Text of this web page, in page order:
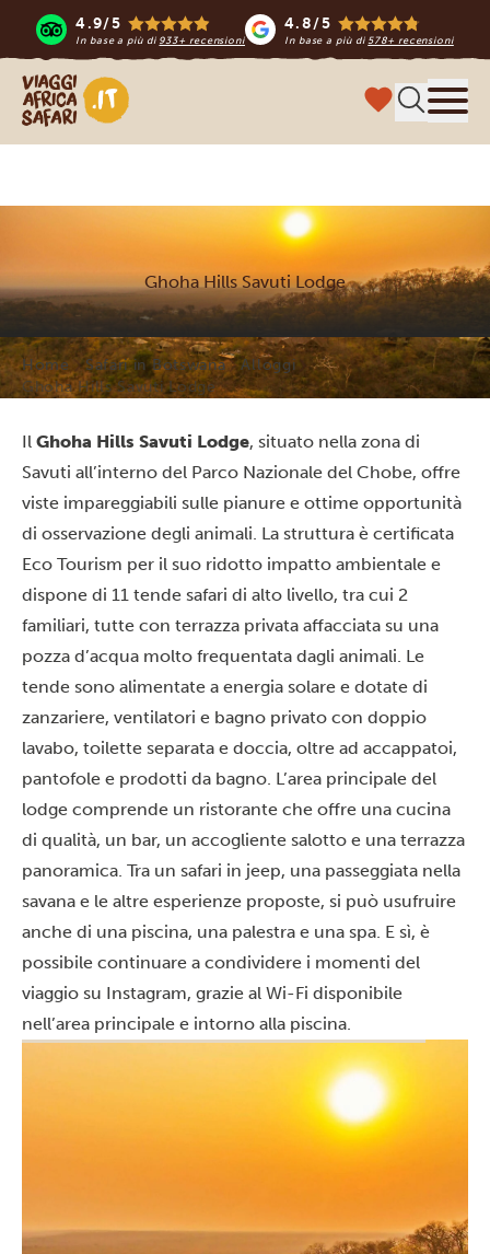
4.9/5
In base a più di 933+ recensioni
4.8/5
In base a più di578+ recensioni
Viaggi Africa Safari
Ghoha Hills Savuti Lodge
Home Safari in Botswana
Alloggi
Ghoha Hills Savuti Lodge
Il Ghoha Hills Savuti Lodge, situato nella zona di
Savuti all’interno del Parco Nazionale del Chobe, offre
viste impareggiabili sulle pianure e ottime opportunità
di osservazione degli animali. La struttura è certificata
Eco Tourism per il suo ridotto impatto ambientale e
dispone di 11 tende safari di alto livello, tra cui 2
familiari, tutte con terrazza privata affacciata su una
pozza d’acqua molto frequentata dagli animali. Le
tende sono alimentate a energia solare e dotate di
zanzariere, ventilatori e bagno privato con doppio
lavabo, toilette separata e doccia, oltre ad accappatoi,
pantofole e prodotti da bagno. L’area principale del
lodge comprende un ristorante che offre una cucina
di qualità, un bar, un accogliente salotto e una terrazza
panoramica. Tra un safari in jeep, una passeggiata nella
savana e le altre esperienze proposte, si può usufruire
anche di una piscina, una palestra e una spa. E sì, è
possibile continuare a condividere i momenti del
viaggio su Instagram, grazie al Wi-Fi disponibile
nell’area principale e intorno alla piscina.